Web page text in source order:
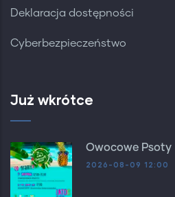
Deklaracja dostępności
Cyberbezpieczeństwo
Już wkrótce
Owocowe Psoty
2026-08-09 12:00